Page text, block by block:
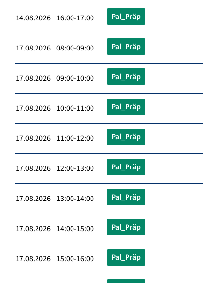
14.08.2026 16:00-17:00 Pal_Präp
17.08.2026 08:00-09:00 Pal_Präp
17.08.2026 09:00-10:00 Pal_Präp
17.08.2026 10:00-11:00 Pal_Präp
17.08.2026 11:00-12:00 Pal_Präp
17.08.2026 12:00-13:00 Pal_Präp
17.08.2026 13:00-14:00 Pal_Präp
17.08.2026 14:00-15:00 Pal_Präp
17.08.2026 15:00-16:00 Pal_Präp